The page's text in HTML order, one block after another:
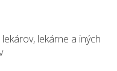
lekárne a iných